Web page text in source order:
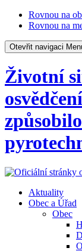
Rovnou na
Rovnou na
Otevřit navigaci
Životní
Aktuality
Obec a Úřad
Obec